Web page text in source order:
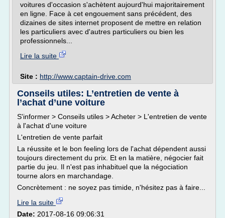
voitures d'occasion s'achètent aujourd'hui majoritairement
en ligne. Face à cet engouement sans précédent, des
dizaines de sites internet proposent de mettre en relation
les particuliers avec d'autres particuliers ou bien les
professionnels...
Lire la suite
Site : http://www.captain-drive.com
Conseils utiles: L’entretien de vente à
l’achat d’une voiture
S'informer > Conseils utiles > Acheter > L'entretien de vente
à l'achat d'une voiture
L'entretien de vente parfait
La réussite et le bon feeling lors de l'achat dépendent aussi
toujours directement du prix. Et en la matière, négocier fait
partie du jeu. Il n'est pas inhabituel que la négociation
tourne alors en marchandage.
Concrètement : ne soyez pas timide, n'hésitez pas à faire...
Lire la suite
Date: 2017-08-16 09:06:31